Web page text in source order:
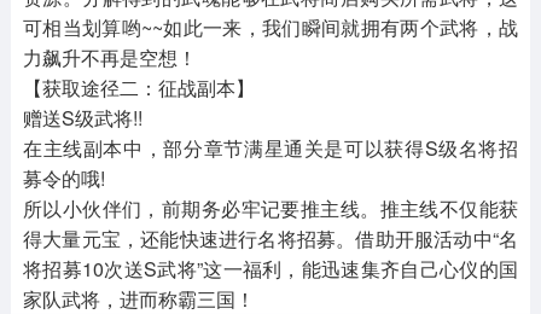
可相当划算哟~~如此一来，我们瞬间就拥有两个武将，战
力飙升不再是空想！
【获取途径二：征战副本】
赠送S级武将!!
在主线副本中，部分章节满星通关是可以获得S级名将招
募令的哦!
所以小伙伴们，前期务必牢记要推主线。推主线不仅能获
得大量元宝，还能快速进行名将招募。借助开服活动中“名
将招募10次送S武将”这一福利，能迅速集齐自己心仪的国
家队武将，进而称霸三国！